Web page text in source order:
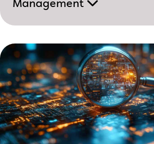
Management